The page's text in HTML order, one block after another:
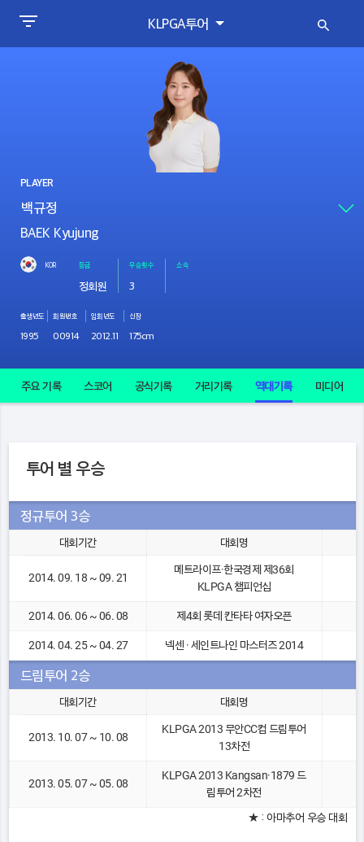
KLPGA투어
PLAYER
BAEK Kyujung
KOR 등급
정회원
우승횟수
3
소속
출생년도
1995
회원번호
00914
입회년도
2012.11
신장
175cm
주요 기록 스코어 공식기록 거리기록 역대기록 미디어
투어 별 우승
정규투어 3승
대회기간 대회명
2014. 09. 18 ~ 09. 21
메트라이프·한국경제 제36회
KLPGA 챔피언십
2014. 06. 06 ~ 06. 08 제4회 롯데 칸타타 여자오픈
2014. 04. 25 ~ 04. 27 넥센 · 세인트나인 마스터즈 2014
드림투어 2승
대회기간 대회명
2013. 10. 07 ~ 10. 08
KLPGA 2013 무안CC컵 드림투어
13차전
2013. 05. 07 ~ 05. 08
KLPGA 2013 Kangsan·1879 드
림투어 2차전
★ : 아마추어 우승 대회